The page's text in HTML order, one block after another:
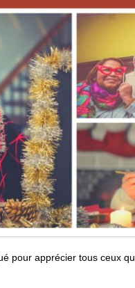
pour apprécier tous ceux